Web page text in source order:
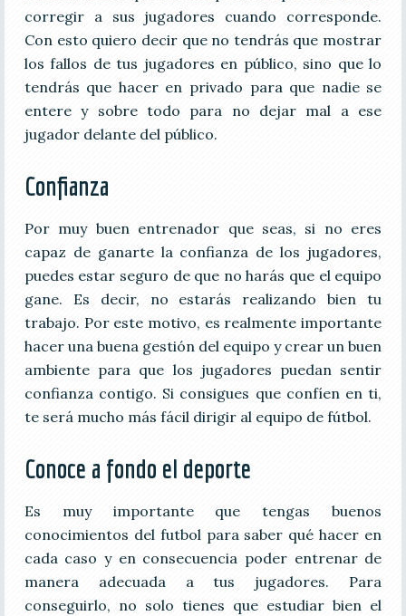
corregir a sus jugadores cuando corresponde.
Con esto quiero decir que no tendrás que mostrar
los fallos de tus jugadores en público, sino que lo
tendrás que hacer en privado para que nadie se
entere y sobre todo para no dejar mal a ese
jugador delante del público.
Confianza
Por muy buen entrenador que seas, si no eres
capaz de ganarte la confianza de los jugadores,
puedes estar seguro de que no harás que el equipo
gane. Es decir, no estarás realizando bien tu
trabajo. Por este motivo, es realmente importante
hacer una buena gestión del equipo y crear un buen
ambiente para que los jugadores puedan sentir
confianza contigo. Si consigues que confíen en ti,
te será mucho más fácil dirigir al equipo de fútbol.
Conoce a fondo el deporte
Es muy importante que tengas buenos
conocimientos del futbol para saber qué hacer en
cada caso y en consecuencia poder entrenar de
manera adecuada a tus jugadores. Para
conseguirlo, no solo tienes que estudiar bien el